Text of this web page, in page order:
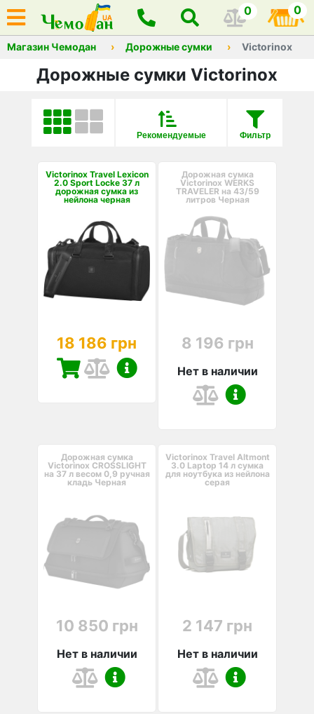
0 0
Магазин Чемодан Дорожные сумки Victorinox
Дорожные сумки Victorinox
Фильтр
Рекомендуемые
Victorinox Travel Lexicon
2.0 Sport Locke 37 л
дорожная сумка из
нейлона черная
18 186 грн
Дорожная сумка
Victorinox WERKS
TRAVELER на 43/59
литров Черная
8 196 грн
Нет в наличии
Дорожная сумка
Victorinox CROSSLIGHT
на 37 л весом 0,9 ручная
кладь Черная
10 850 грн
Нет в наличии
Victorinox Travel Altmont
3.0 Laptop 14 л сумка
для ноутбука из нейлона
серая
2 147 грн
Нет в наличии